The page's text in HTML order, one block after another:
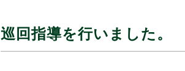
巡回指導を行いました。